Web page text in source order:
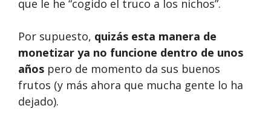
que le he “cogido el truco a los nichos”.
Por supuesto, quizás esta manera de
monetizar ya no funcione dentro de unos
años pero de momento da sus buenos
frutos (y más ahora que mucha gente lo ha
dejado).